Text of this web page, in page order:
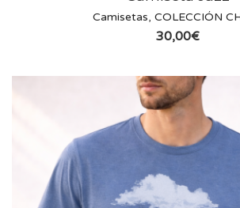
Camisetas, COLECCIÓN
30,00€